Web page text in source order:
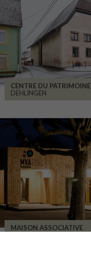
CENTRE DU PATRIMOINE
DEHLINGEN
MAISON ASSOCIATIVE